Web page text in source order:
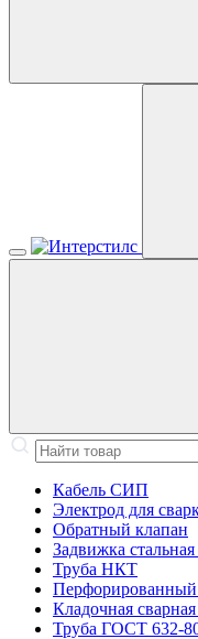
Кабель СИП
Электрод для
Обратный клапан
Задвижка
Труба НКТ
Перфорированный
Кладочная сварная
Труба ГОСТ 632-